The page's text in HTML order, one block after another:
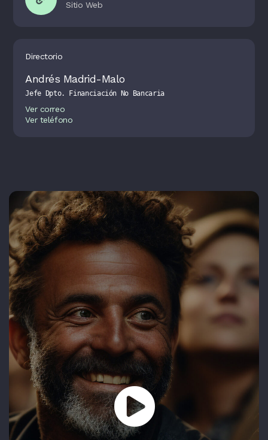
Directorio
Andrés Madrid-Malo
Jefe Dpto. Financiación No Bancaria
Ver correo
Ver teléfono